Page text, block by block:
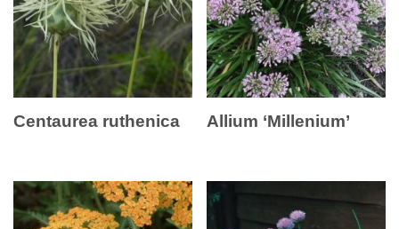
Centaurea ruthenica Allium ‘Millenium’